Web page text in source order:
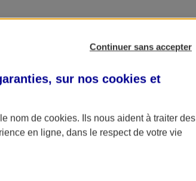
Continuer sans accepter
sur nos cookies et
nom de cookies. Ils nous aident à traiter des
en ligne, dans le respect de votre vie